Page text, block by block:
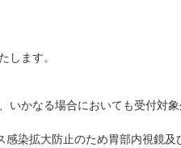
します。
かなる場合においても受付対
染拡大防止のため胃部内視鏡及